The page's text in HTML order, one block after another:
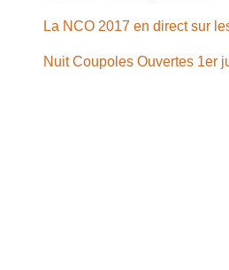
La NCO 2017 en direct sur
Nuit Coupoles Ouvertes 1er